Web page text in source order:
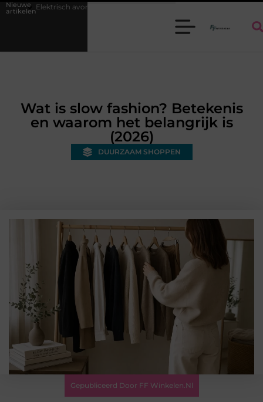
Nieuwe
artikelen
voor kinderen: kies je een auto of kinderquad?
Wat is slow fashion? Betekenis
en waarom het belangrijk is
(2026)
DUURZAAM SHOPPEN
Gepubliceerd Door FF Winkelen.nl